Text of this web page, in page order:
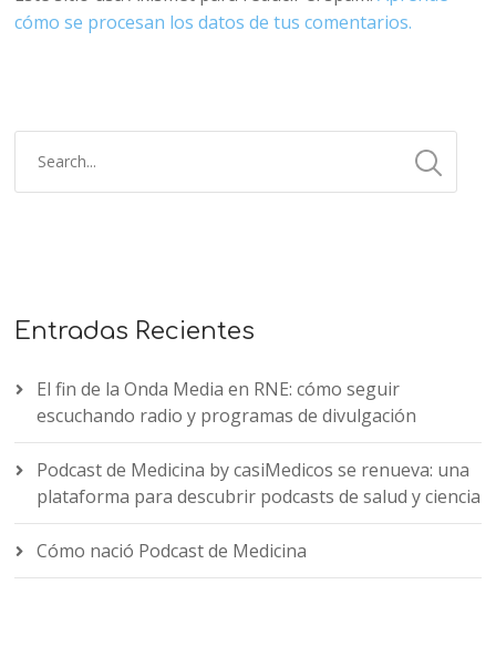
cómo se procesan los datos de tus comentarios.
Entradas Recientes
El fin de la Onda Media en RNE: cómo seguir
escuchando radio y programas de divulgación
Podcast de Medicina by casiMedicos se renueva: una
plataforma para descubrir podcasts de salud y ciencia
Cómo nació Podcast de Medicina